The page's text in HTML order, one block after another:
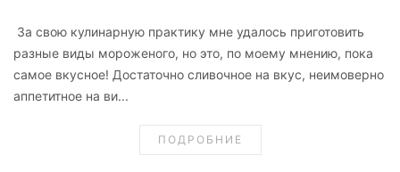
За свою кулинарную практику мне удалось приготовить
разные виды мороженого, но это, по моему мнению, пока
самое вкусное! Достаточно сливочное на вкус, неимоверно
аппетитное на ви...
ПОДРОБНИЕ